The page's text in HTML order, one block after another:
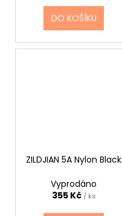
DO KOŠÍKU
ZILDJIAN 5A Nylon Black
Vyprodáno
355 Kč / ks